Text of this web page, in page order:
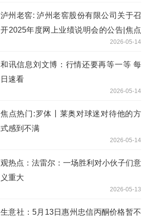
泸州老窖: 泸州老窖股份有限公司关于召
开2025年度网上业绩说明会的公告|焦点
2026-05-14
和讯信息刘文博：行情还要再等一等 每
日速看
2026-05-14
焦点热门:罗体丨莱奥对球迷对待他的方
式感到不满
2026-05-14
观热点：法雷尔：一场胜利对小伙子们意
义重大
2026-05-13
生意社：5月13日惠州忠信丙酮价格暂不